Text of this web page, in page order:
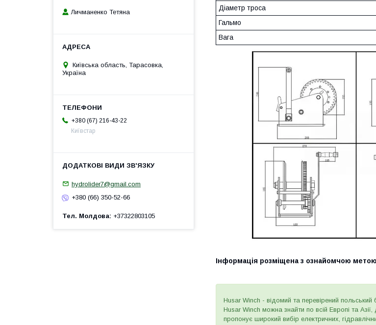
Діаметр троса
Гальмо
Вага
Інформація розміщена з ознайомчою
Husar Winch - відомий та перевірений
Husar Winch можна знайти по всій Европі та
пропонує широкий вибір електричних,
Личманенко Тетяна
Київська область, Тарасовка,
Україна
+380 (67) 216-43-22
Київстар
hydrolider7@gmail.com
+380 (66) 350-52-66
Тел. Молдова +37322803105